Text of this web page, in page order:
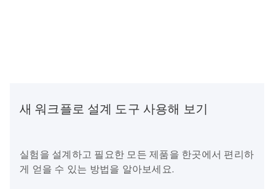
새 워크플로 설계 도구 사용해 보기
실험을 설계하고 필요한 모든 제품을 한곳에서 편리하
게 얻을 수 있는 방법을 알아보세요.